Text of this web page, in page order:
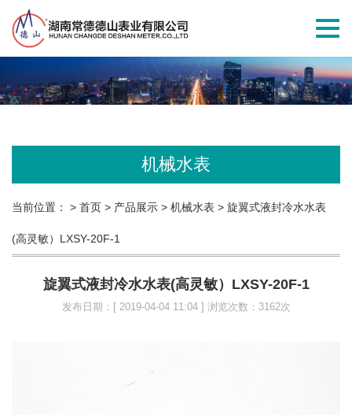
切
航
机械水表
当前位置： > 首页 > 产品展示 > 机械水表 > 旋翼式液封冷水水表
(高灵敏）LXSY-20F-1
旋翼式液封冷水水表(高灵敏）LXSY-20F-1
发布日期：[ 2019-04-04 11:04 ] 浏览次数：3162次